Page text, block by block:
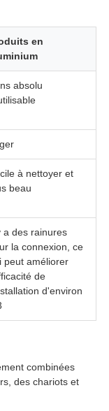
en
absolu
à nettoyer et
beau
a des rainures
la connexion, ce
peut améliorer
de
d'environ
combinées
des chariots et